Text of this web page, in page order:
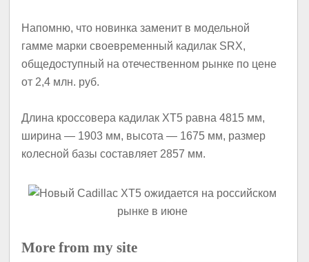
Напомню, что новинка заменит в модельной
гамме марки своевременный кадилак SRX,
общедоступный на отечественном рынке по цене
от 2,4 млн. руб.
Длина кроссовера кадилак XT5 равна 4815 мм,
ширина — 1903 мм, высота — 1675 мм, размер
колесной базы составляет 2857 мм.
More from my site